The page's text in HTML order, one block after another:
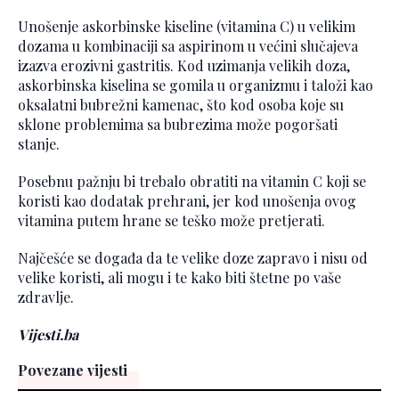
Unošenje askorbinske kiseline (vitamina C) u velikim
dozama u kombinaciji sa aspirinom u većini slučajeva
izazva erozivni gastritis. Kod uzimanja velikih doza,
askorbinska kiselina se gomila u organizmu i taloži kao
oksalatni bubrežni kamenac, što kod osoba koje su
sklone problemima sa bubrezima može pogoršati
stanje.
Posebnu pažnju bi trebalo obratiti na vitamin C koji se
koristi kao dodatak prehrani, jer kod unošenja ovog
vitamina putem hrane se teško može pretjerati.
Najčešće se događa da te velike doze zapravo i nisu od
velike koristi, ali mogu i te kako biti štetne po vaše
zdravlje.
Vijesti.ba
Povezane vijesti